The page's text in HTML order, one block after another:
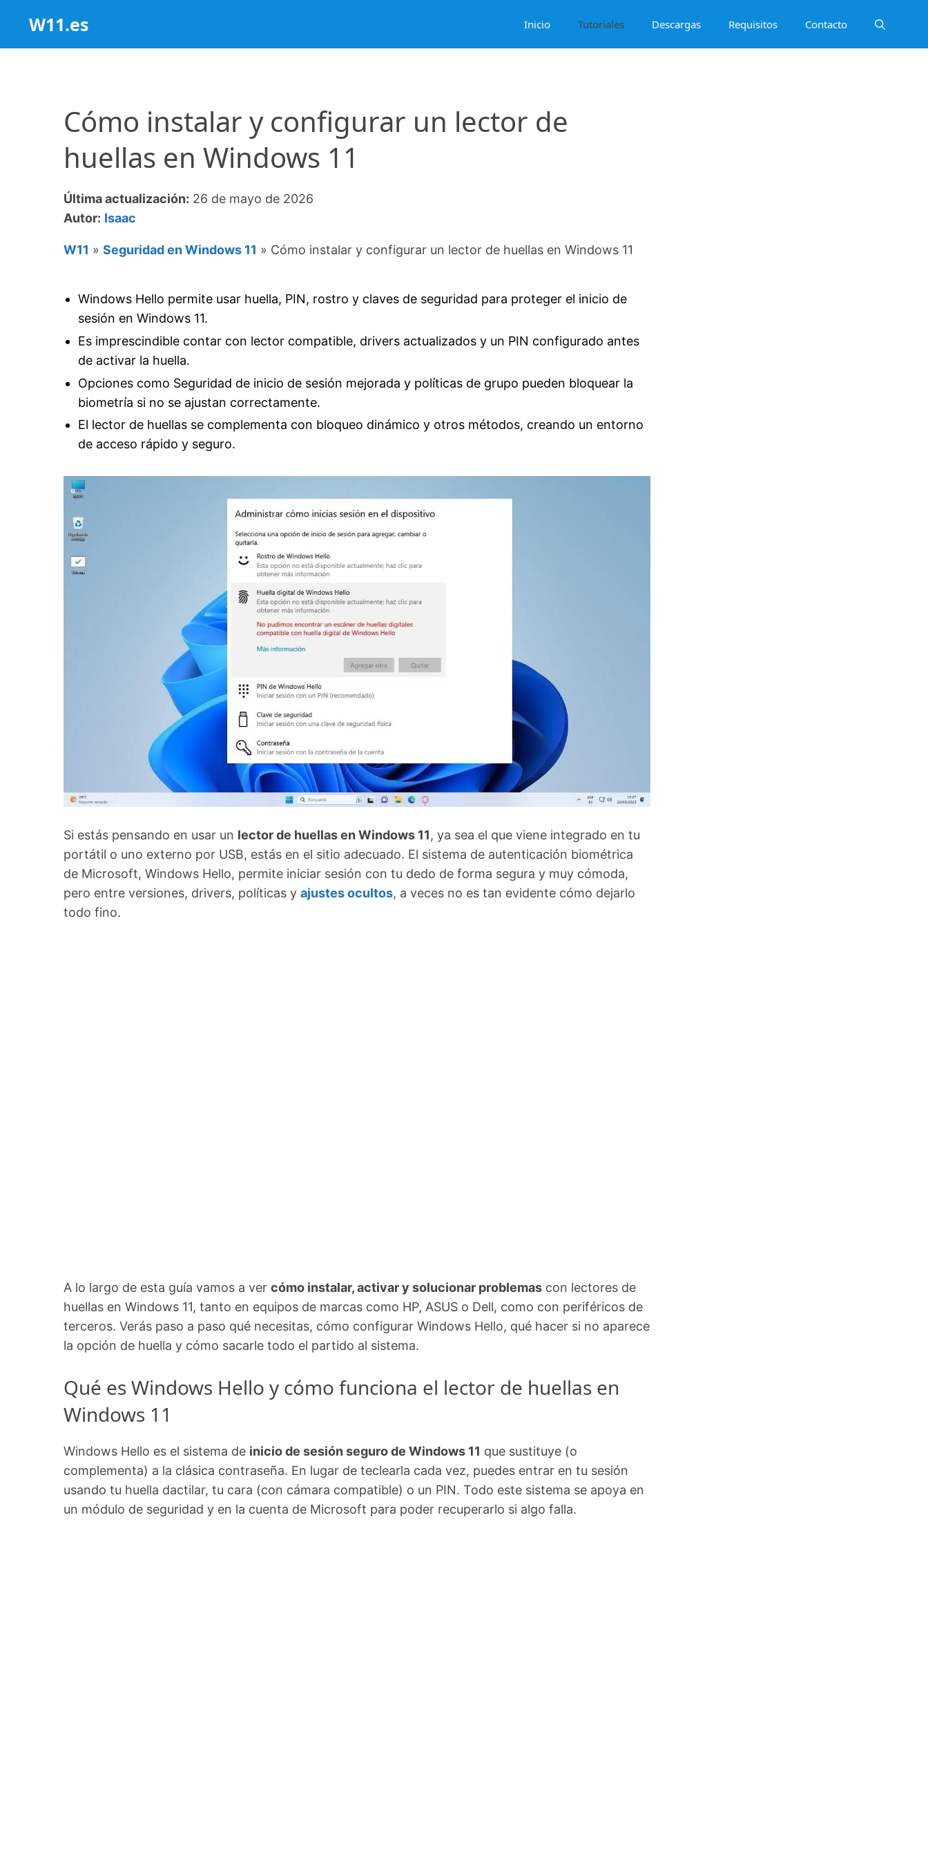
contenido
W11.es Inicio Tutoriales Descargas Requisitos Contacto
Cómo instalar y configurar un lector de
huellas en Windows 11
Última actualización: 26 de mayo de 2026
Autor: Isaac
W11 » Seguridad en Windows 11 » Cómo instalar y configurar un lector de huellas en Windows 11
Windows Hello permite usar huella, PIN, rostro y claves de seguridad para proteger el inicio de
sesión en Windows 11.
Es imprescindible contar con lector compatible, drivers actualizados y un PIN configurado antes
de activar la huella.
Opciones como Seguridad de inicio de sesión mejorada y políticas de grupo pueden bloquear la
biometría si no se ajustan correctamente.
El lector de huellas se complementa con bloqueo dinámico y otros métodos, creando un entorno
de acceso rápido y seguro.
Si estás pensando en usar un lector de huellas en Windows 11, ya sea el que viene integrado en tu
portátil o uno externo por USB, estás en el sitio adecuado. El sistema de autenticación biométrica
de Microsoft, Windows Hello, permite iniciar sesión con tu dedo de forma segura y muy cómoda,
pero entre versiones, drivers, políticas y ajustes ocultos, a veces no es tan evidente cómo dejarlo
todo fino.
A lo largo de esta guía vamos a ver cómo instalar, activar y solucionar problemas con lectores de
huellas en Windows 11, tanto en equipos de marcas como HP, ASUS o Dell, como con periféricos de
terceros. Verás paso a paso qué necesitas, cómo configurar Windows Hello, qué hacer si no aparece
la opción de huella y cómo sacarle todo el partido al sistema.
Qué es Windows Hello y cómo funciona el lector de huellas en
Windows 11
Windows Hello es el sistema de inicio de sesión seguro de Windows 11 que sustituye (o
complementa) a la clásica contraseña. En lugar de teclearla cada vez, puedes entrar en tu sesión
usando tu huella dactilar, tu cara (con cámara compatible) o un PIN. Todo este sistema se apoya en
un módulo de seguridad y en la cuenta de Microsoft para poder recuperarlo si algo falla.